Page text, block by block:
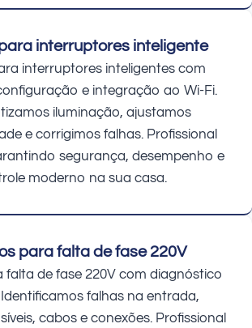
interruptores inteligente
interruptores inteligentes com
e integração ao Wi-Fi.
iluminação, ajustamos
e corrigimos falhas. Profissional
segurança, desempenho e
moderno na sua casa.
para falta de fase 220V
falta de fase 220V com diagnóstico
falhas na entrada,
cabos e conexões. Profissional